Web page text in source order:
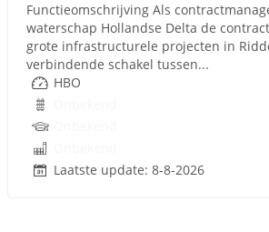
Functieomschrijving Als
waterschap Hollandse Delta de
grote infrastructurele projecten in
verbindende schakel tussen...
HBO
Laatste update: 8-8-2026